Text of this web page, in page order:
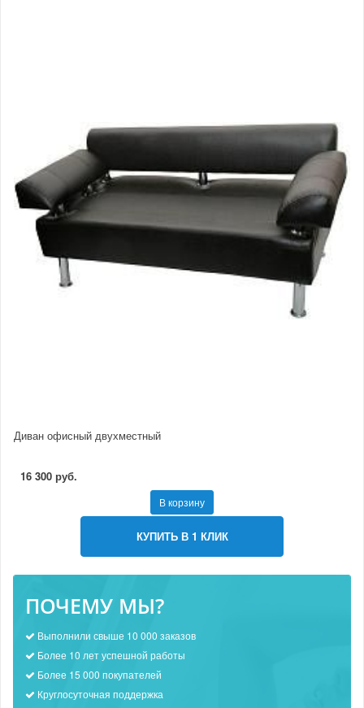
Диван офисный двухместный
16 300 руб.
В корзину
КУПИТЬ В 1 КЛИК
ПОЧЕМУ МЫ?
Выполнили свыше 10 000 заказов
Более 10 лет успешной работы
Более 15 000 покупателей
Круглосуточная поддержка